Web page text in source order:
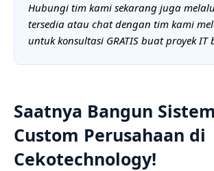
Hubungi tim kami sekarang juga
tersedia atau chat dengan tim kami
untuk konsultasi GRATIS buat proyek IT
Saatnya Bangun
Custom Perusahaan di
Cekotechnology!